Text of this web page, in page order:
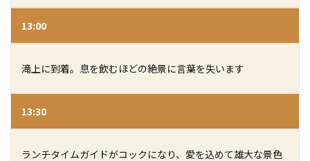
13:00
滝上に到着。 息を飲むほどの絶景に言葉を失います
13:30
ランチタイムガイドがコックになり、愛を込めて雄大な景色